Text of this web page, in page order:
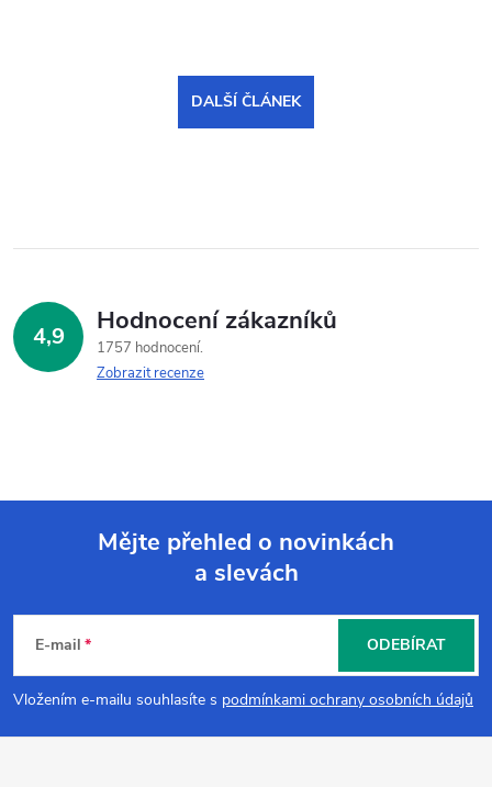
DALŠÍ ČLÁNEK
4,9 Hodnocení zákazníků
1757 hodnocení
Zobrazit recenze
p
a
Mějte přehled o novinkách
a slevách
E-mail
Vložením e-mailu souhlasíte s podmínkami ochrany osobních údajů
ODEBÍRAT